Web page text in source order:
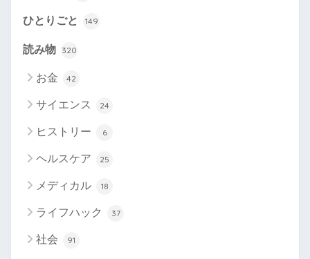
ひとりごと 149
読み物 320
お金 42
サイエンス 24
ヒストリー 6
ヘルスケア 25
メディカル 18
ライフハック 37
社会 91